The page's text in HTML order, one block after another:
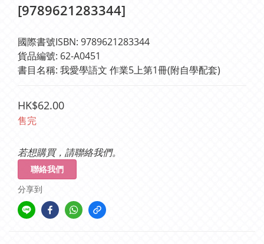
[9789621283344]
國際書號ISBN: 9789621283344
貨品編號: 62-A0451
書目名稱: 我愛學語文 作業5上第1冊(附自學配套)
HK$62.00
售完
若想購買，請聯絡我們。
聯絡我們
分享到